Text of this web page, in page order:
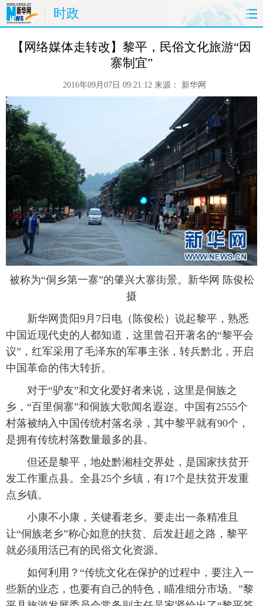
时政
首页 时政 国际 财经
法治
港澳 华人 汽车
科技 房产 公司
图片 视频 彩票 食品
旅游 健康 信息化 数据
金融 公益 无人机
富媒体 摄影 新华广播
新华电视中文 新华电视英文 返回PC
【网络媒体走转改】黎平，民俗文化旅游“因
寨制宜”
2016年09月07日 09:21:12 来源： 新华网
被称为“侗乡第一寨”的肇兴大寨街景。新华网 陈俊松
摄
新华网贵阳9月7日电（陈俊松）说起黎平，熟悉
中国近现代史的人都知道，这里曾召开著名的“黎平会
议”，红军采用了毛泽东的军事主张，转兵黔北，开启
中国革命的伟大转折。
对于“驴友”和文化爱好者来说，这里是侗族之
乡，“百里侗寨”和侗族大歌闻名遐迩。中国有2555个
村落被纳入中国传统村落名录，其中黎平就有90个，
是拥有传统村落数量最多的县。
但还是黎平，地处黔湘桂交界处，是国家扶贫开
发工作重点县。全县25个乡镇，有17个是扶贫开发重
点乡镇。
小康不小康，关键看老乡。要走出一条精准且
让“侗族老乡”称心如意的扶贫、后发赶超之路，黎平
就必须用活已有的民俗文化资源。
如何利用？“传统文化在保护的过程中，要注入一
些新的业态，也要有自己的特色，瞄准细分市场。”黎